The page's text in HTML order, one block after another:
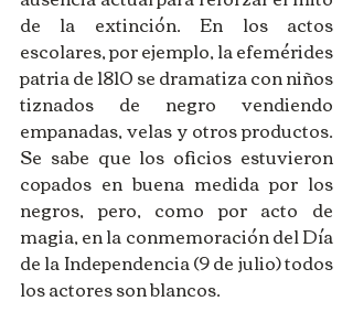
de la extinción. En los actos
escolares, por ejemplo, la efemérides
patria de 1810 se dramatiza con niños
tiznados de negro vendiendo
empanadas, velas y otros productos.
Se sabe que los oficios estuvieron
copados en buena medida por los
negros, pero, como por acto de
magia, en la conmemoración del Día
de la Independencia (9 de julio) todos
los actores son blancos.